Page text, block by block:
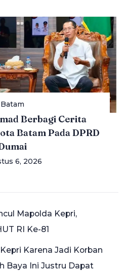
Batam
Berbagi Cerita
Batam Pada DPRD
6, 2026
Mapolda Kepri,
RI Ke-81
Karena Jadi Korban
Baya Ini Justru Dapat